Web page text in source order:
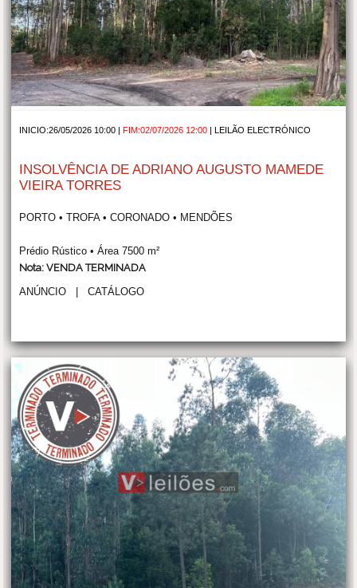
INICIO:26/05/2026 10:00 |FIM:02/07/2026 12:00 |LEILÃO ELECTRÓNICO
INSOLVÊNCIA DE ADRIANO AUGUSTO MAMEDE
VIEIRA TORRES
PORTO • TROFA • CORONADO • MENDÕES
Prédio Rústico • Área 7500 m²
Nota: VENDA TERMINADA
ANÚNCIO |CATÁLOGO